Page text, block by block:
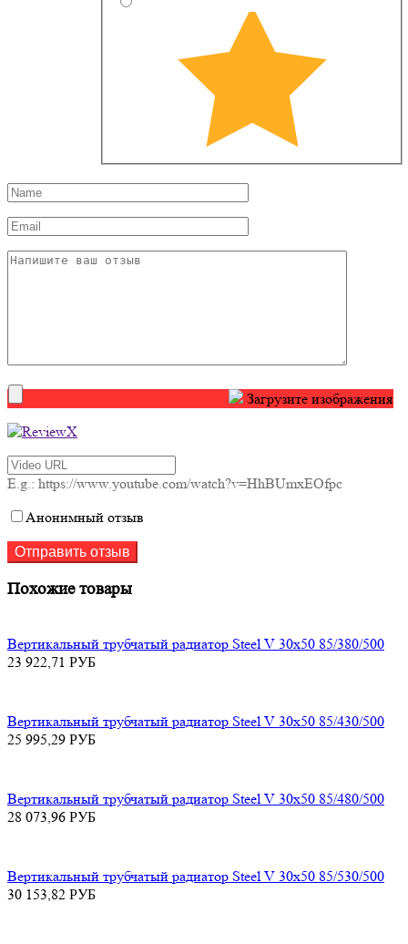
Загрузите изображения
E.g.: https://www.youtube.com/watch?v=HhBUmxEOfpc
Анонимный отзыв
Похожие товары
Вертикальный трубчатый радиатор Steel V 30х50 85/380/500
23 922,71 РУБ
Вертикальный трубчатый радиатор Steel V 30х50 85/430/500
25 995,29 РУБ
Вертикальный трубчатый радиатор Steel V 30х50 85/480/500
28 073,96 РУБ
Вертикальный трубчатый радиатор Steel V 30х50 85/530/500
30 153,82 РУБ